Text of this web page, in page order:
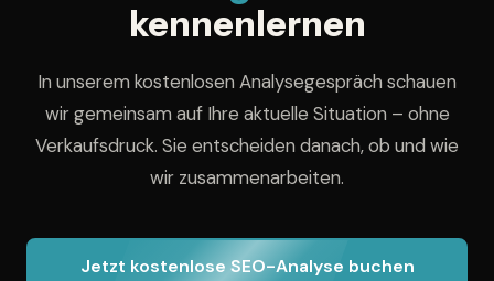
kennenlernen
In unserem kostenlosen Analysegespräch schauen
wir gemeinsam auf Ihre aktuelle Situation – ohne
Verkaufsdruck. Sie entscheiden danach, ob und wie
wir zusammenarbeiten.
Jetzt kostenlose SEO-Analyse buchen